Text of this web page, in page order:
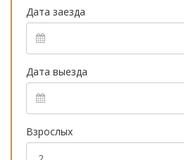
Дата заезда
Дата выезда
Взрослых